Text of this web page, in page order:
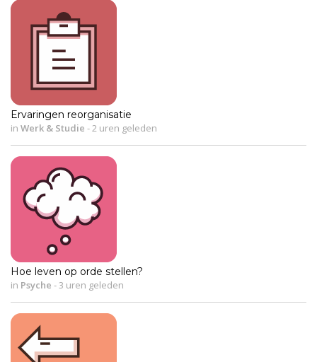
Ervaringen reorganisatie
in Werk & Studie -2 uren geleden
Hoe leven op orde stellen?
in Psyche -3 uren geleden